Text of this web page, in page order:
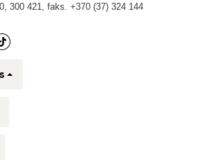
300 421, faks. +370 (37) 324 144